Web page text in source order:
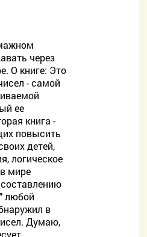
через
О книге: Это
- самой
ее
книга -
повысить
детей,
логическое
мире
любой
в
Думаю,